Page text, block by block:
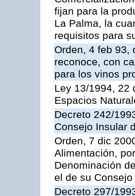
fijan para la
La Palma, la
requisitos para
Orden, 4 feb 93,
reconoce, con
para los vinos
Ley 13/1994, 22
Espacios
Decreto 242/
Consejo Insular
Orden, 7 dic
Alimentación,
Denominación
el de su
Decreto 297/